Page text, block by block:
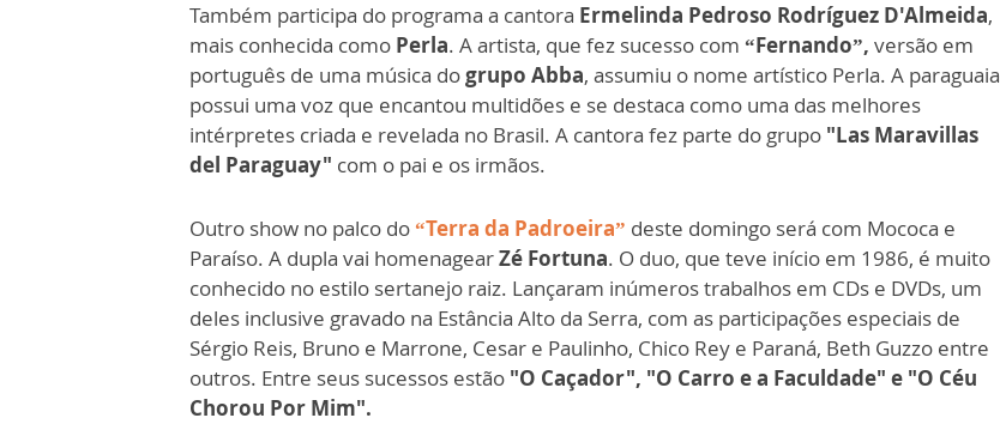
Também participa do programa a cantora Ermelinda Pedroso Rodríguez D'Almeida,
mais conhecida como Perla. A artista, que fez sucesso com “Fernando”, versão em
português de uma música dogrupo Abba, assumiu o nome artístico Perla. A paraguaia
possui uma voz que encantou multidões e se destaca como uma das melhores
intérpretes criada e revelada no Brasil. A cantora fez parte do grupo "Las Maravillas
del Paraguay" com o pai e os irmãos.
Outro show no palco do“Terra da Padroeira” deste domingo será com Mococa e
Paraíso. A dupla vai homenagearZé Fortuna. O duo, que teve início em 1986, é muito
conhecido no estilo sertanejo raiz. Lançaram inúmeros trabalhos em CDs e DVDs, um
deles inclusive gravado na Estância Alto da Serra, com as participações especiais de
Sérgio Reis, Bruno e Marrone, Cesar e Paulinho, Chico Rey e Paraná, Beth Guzzo entre
outros. Entre seus sucessos estão "O Caçador", "O Carro e a Faculdade" e "O Céu
Chorou Por Mim".